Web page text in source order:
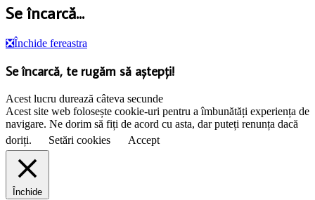
Se încarcă...
❎Închide fereastra
Se încarcă, te rugăm să aștepți!
Acest lucru durează câteva secunde
Acest site web folosește cookie-uri pentru a îmbunătăți experiența de
navigare. Ne dorim să fiți de acord cu asta, dar puteți renunța dacă
doriți.
Setări cookies Accept
Închide